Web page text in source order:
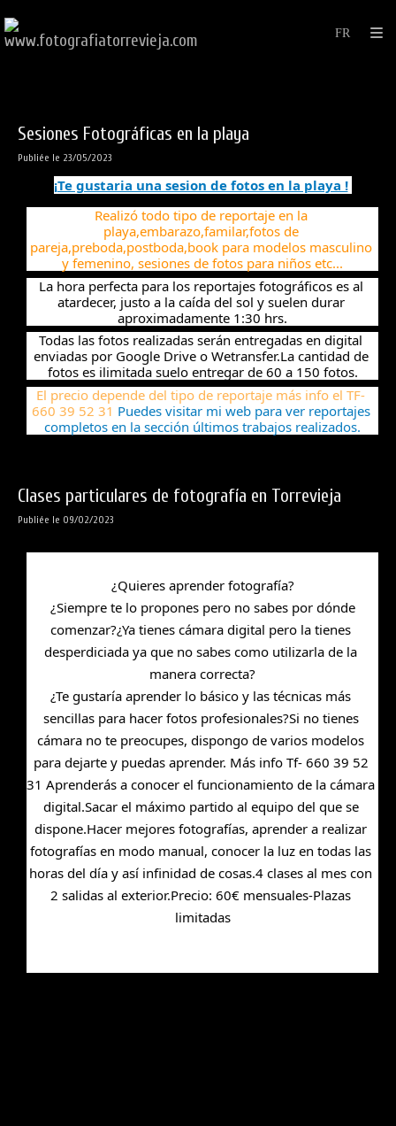
Sesiones Fotográficas en la playa
Publiée le 23/05/2023
¡Te gustaria una sesion de fotos en la playa !
Realizó todo tipo de reportaje en la
playa,embarazo,familar,fotos de
pareja,preboda,postboda,book para modelos masculino
y femenino, sesiones de fotos para niños etc...
La hora perfecta para los reportajes fotográficos es al
atardecer, justo a la caída del sol y suelen durar
aproximadamente 1:30 hrs.
Todas las fotos realizadas serán entregadas en digital
enviadas por Google Drive o Wetransfer.La cantidad de
fotos es ilimitada suelo entregar de 60 a 150 fotos.
El precio depende del tipo de reportaje más info el TF-
660 39 52 31 Puedes visitar mi web para ver reportajes
completos en la sección últimos trabajos realizados.
Clases particulares de fotografía en Torrevieja
Publiée le 09/02/2023
¿Quieres aprender fotografía?
comenzar?¿Ya tienes cámara digital pero la tienes
desperdiciada ya que no sabes como utilizarla de la
manera correcta?
¿Te gustaría aprender lo básico y las técnicas más
sencillas para hacer fotos profesionales?Si no tienes
cámara no te preocupes, dispongo de varios modelos
para dejarte y puedas aprender. Más info Tf- 660 39 52
31 Aprenderás a conocer el funcionamiento de la cámara
digital.Sacar el máximo partido al equipo del que se
dispone.Hacer mejores fotografías, aprender a realizar
fotografías en modo manual, conocer la luz en todas las
horas del día y así infinidad de cosas.4 clases al mes con
2 salidas al exterior.Precio: 60€ mensuales-Plazas
limitadas